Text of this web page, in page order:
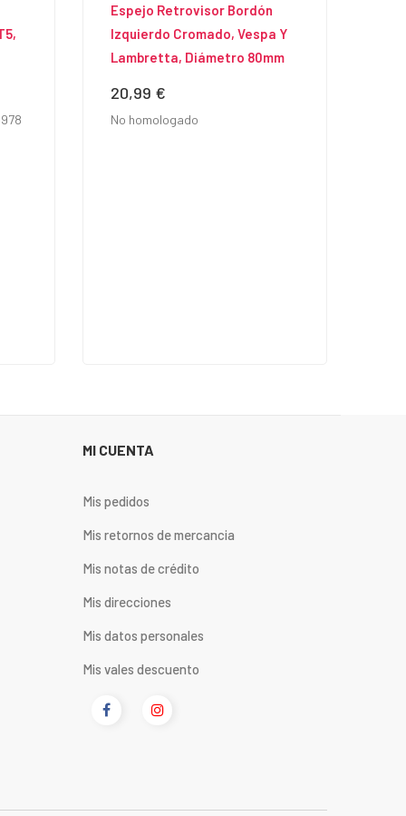
Espejo Retrovisor Bordón
Izquierdo Cromado, Vespa Y
Lambretta, Diámetro 80mm
Precio
20,99 €
No homologado
MI CUENTA
Mis pedidos
Mis retornos de mercancia
Mis notas de crédito
Mis direcciones
Mis datos personales
Mis vales descuento